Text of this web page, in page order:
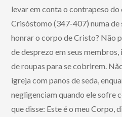
levar em conta o contrapeso do
Crisóstomo (347-407) numa de
honrar o corpo de Cristo? Não
de desprezo em seus
de roupas para se cobrirem.
igreja com panos de seda,
negligenciam quando ele sofre
que disse: Este é o meu Corpo,